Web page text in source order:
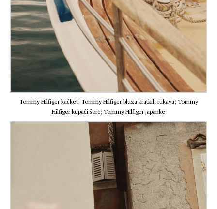
Tommy Hilfiger kačket; Tommy Hilfiger bluza kratkih rukava; Tommy
Hilfiger kupaći šorc; Tommy Hilfiger japanke